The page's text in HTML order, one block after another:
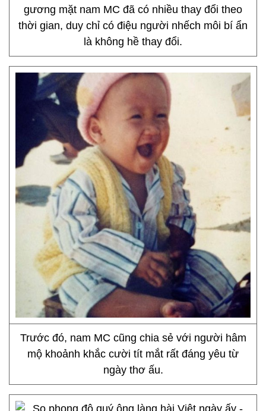
gương mặt nam MC đã có nhiều thay đổi theo
thời gian, duy chỉ có điệu người nhếch môi bí ẩn
là không hề thay đổi.
Trước đó, nam MC cũng chia sẻ với người hâm
mộ khoảnh khắc cười tít mắt rất đáng yêu từ
ngày thơ ấu.